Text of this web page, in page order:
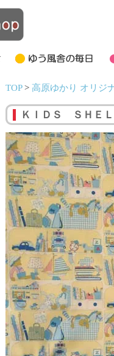
TOP> 高原ゆかり オリジ
ＫＩＤＳ ＳＨＥ